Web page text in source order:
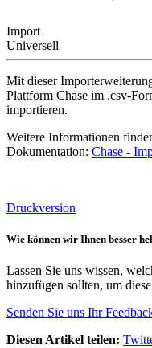
Import
Universell
Mit dieser
Plattform Chase im .csv-
importieren.
Weitere Informationen
Dokumentation: Chase -
Druckversion
Wie können wir Ihnen besser
Lassen Sie uns wissen,
hinzufügen sollten, um
Senden Sie uns Ihr
Diesen Artikel teilen: